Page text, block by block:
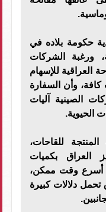
حكومة بلاده في
ورغبة الشركات
العراقية للإسهام
كافة، وأن السفارة
الصينية آليات
الحيوية.
للقاحات،
العراق بكميات
أسرع وقت ممكن،
دلالات كبيرة